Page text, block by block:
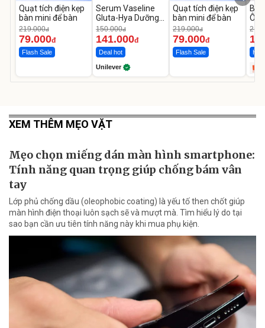
Quạt tích điện kẹp
bàn mini để bàn
219.000đ
79.000đ
Flash Sale
Serum Vaseline
Gluta-Hya Dưỡng
Da Sáng Mịn Sau 7
Ngày
150.000đ
141.000đ
Deal hot
Unilever
Quạt tích điện kẹp
bàn mini để bàn
219.000đ
79.000đ
Flash Sale
Ô
Hot
XEM THÊM MẸO VẶT
Mẹo chọn miếng dán màn hình smartphone:
Tính năng quan trọng giúp chống bám vân
tay
Lớp phủ chống dầu (oleophobic coating) là yếu tố then chốt giúp
màn hình điện thoại luôn sạch sẽ và mượt mà. Tìm hiểu lý do tại
sao bạn cần ưu tiên tính năng này khi mua phụ kiện.